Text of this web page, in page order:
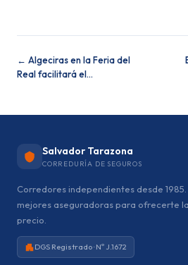
← Algeciras en la Feria del
Real facilitará el…
Salvador Tarazona
CORREDURÍA DE SEGUROS
Corredores independientes desde
mejores aseguradoras para ofrecerte
precio.
DGS Registrado · Nº J.1672